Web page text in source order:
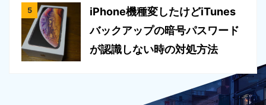
iPhone機種変したけどiTunes
バックアップの暗号パスワード
が認識しない時の対処方法